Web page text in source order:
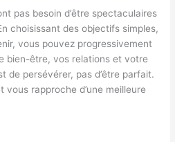
pas besoin d’être spectaculaires
choisissant des objectifs simples,
vous pouvez progressivement
bien-être, vos relations et votre
de persévérer, pas d’être parfait.
rapproche d’une meilleure